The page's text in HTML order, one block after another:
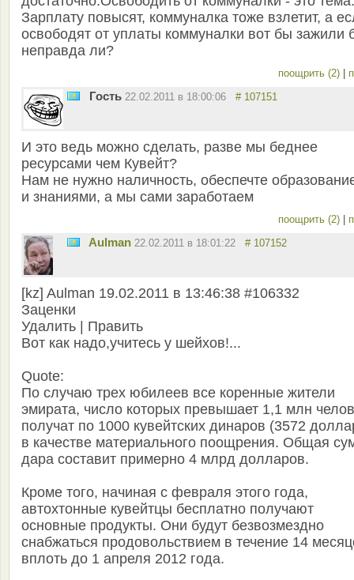
Зарплату повысят, коммуналка тоже взлетит, а
освободят от уплаты коммуналки вот бы зажили
неправда ли?
поощрить (2)
Гость 22.02.2011 в 18:00:06 # 107151
И это ведь можно сделать, разве мы беднее
ресурсами чем Кувейт?
Нам не нужно наличность, обеспечте
и знаниями, а мы сами заработаем
поощрить (2)
Aulman 22.02.2011 в 18:01:22 # 107152
[kz] Aulman 19.02.2011 в 13:46:38 #106332
Заценки
Удалить | Править
Вот как надо,учитесь у шейхов!...
Quote:
По случаю трех юбилеев все коренные жители
эмирата, число которых превышает 1,1 млн
получат по 1000 кувейтских динаров (3572
в качестве материального поощрения. Общая
дара составит примерно 4 млрд долларов.
Кроме того, начиная с февраля этого года,
автохтонные кувейтцы бесплатно получают
основные продукты. Они будут безвозмездно
снабжаться продовольствием в течение 14
вплоть до 1 апреля 2012 года.